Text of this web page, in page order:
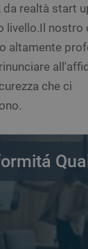
realtà start
livello.Il nostro
altamente
che ci